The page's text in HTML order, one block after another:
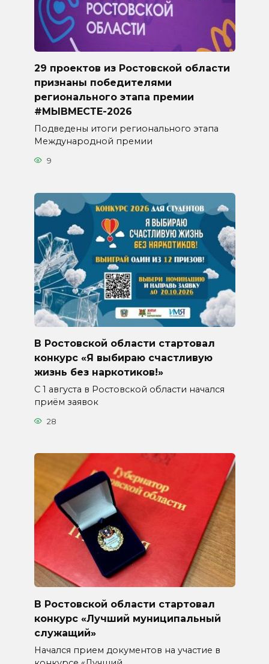
29 проектов из Ростовской области
признаны победителями
регионального этапа премии
#МЫВМЕСТЕ-2026
Подведены итоги регионального этапа
Международной премии
9
В Ростовской области стартовал
конкурс «Я выбираю счастливую
жизнь без наркотиков!»
С 1 августа в Ростовской области начался
приём заявок
28
В Ростовской области стартовал
конкурс «Лучший муниципальный
служащий»
Начался прием документов на участие в